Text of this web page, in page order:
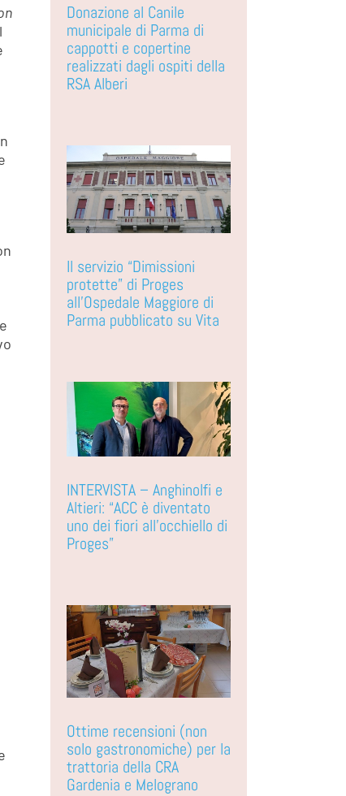
Donazione al Canile
municipale di Parma di
cappotti e copertine
realizzati dagli ospiti della
RSA Alberi
Il servizio “Dimissioni
protette” di Proges
all’Ospedale Maggiore di
Parma pubblicato su Vita
INTERVISTA – Anghinolfi e
Altieri: “ACC è diventato
uno dei fiori all’occhiello di
Proges”
Ottime recensioni (non
solo gastronomiche) per la
trattoria della CRA
Gardenia e Melograno